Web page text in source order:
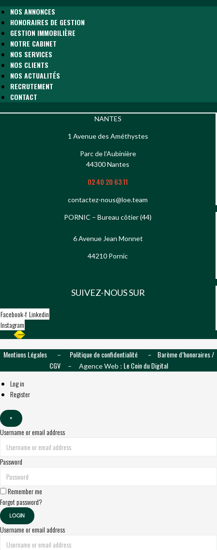
NOS ANNONCES
HONORAIRES DE GESTION
GESTION IMMOBILIÈRE
NOTRE CABINET
NOS SERVICES
NOS CLIENTS
NOS ACTUALITÉS
RECRUTEMENT
CONTACT
NANTES
1 Avenue des Améthystes
Parc de l’Aubinière
44300 Nantes
02 40 20 63 11
contactez-nous@loe.team
PORNIC – Bureau côtier (44)
6 Avenue Jean Monnet
44210 Pornic
SUIVEZ-NOUS SUR
Facebook-f Linkedin
Instagram
Mentions Légales– Politique de confidentialité– Barème d’honoraires /
CGV– Agence Web : Le Coin du Digital
Log in
Register
×
Username or email address
Password
Remember me
Forgot password?
LOGIN
Username or email address